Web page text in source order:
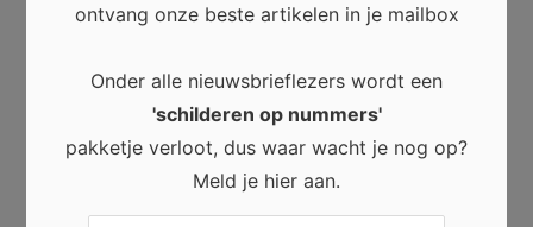
van een nieuwe vloer. Pvc vloeren zijn een duurzame
keuze door hun lange levensduur en recyclebaarheid.
Sommige leveranciers bieden ook pvc vloeren aan
die gemaakt zijn van gerecyclede materialen.
ontvang onze beste artikelen in je mailbox
Onder alle nieuwsbrieflezers wordt een
'schilderen op nummers'
pakketje verloot, dus waar wacht je nog op?
Meld je hier aan.